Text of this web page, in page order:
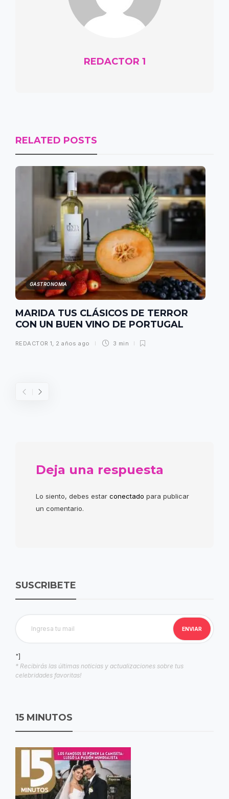
REDACTOR 1
RELATED POSTS
GASTRONOMIA
MARIDA TUS CLÁSICOS DE TERROR
CON UN BUEN VINO DE PORTUGAL
REDACTOR 1 2 años ago 3 min
Deja una respuesta
Lo siento, debes estar conectado para publicar
un comentario.
SUSCRIBETE
"]
* Recibirás las últimas noticias y actualizaciones sobre tus
celebridades favoritas!
15 MINUTOS